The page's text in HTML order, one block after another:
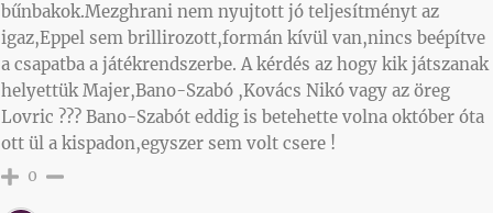
bűnbakok.Mezghrani nem nyujtott jó teljesítményt az
igaz,Eppel sem brillirozott,formán kívül van,nincs beépítve
a csapatba a játékrendszerbe. A kérdés az hogy kik játszanak
helyettük Majer,Bano-Szabó ,Kovács Nikó vagy az öreg
Lovric ??? Bano-Szabót eddig is betehette volna október óta
ott ül a kispadon,egyszer sem volt csere !
0